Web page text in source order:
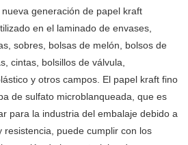
generación de papel kraft
en el laminado de envases,
sobres, bolsas de melón, bolsos de
cintas, bolsillos de válvula,
y otros campos. El papel kraft fino
de sulfato microblanqueada, que es
para la industria del embalaje debido a
resistencia, puede cumplir con los
la
la